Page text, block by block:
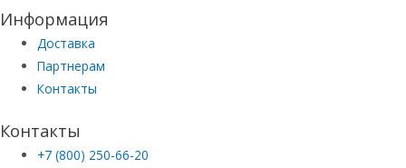
Информация
Доставка
Партнерам
Контакты
Контакты
+7 (800) 250-66-20